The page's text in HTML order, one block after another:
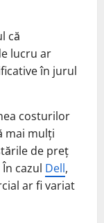
că
lucru ar
în jurul
costurilor
mai mulți
de preț
cazul Dell,
ar fi variat